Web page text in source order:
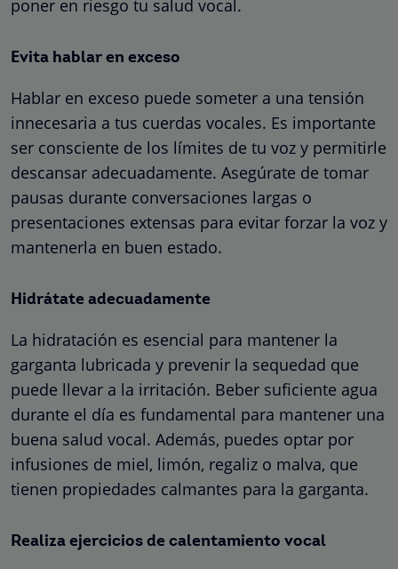
poner en riesgo tu salud vocal.
Evita hablar en exceso
Hablar en exceso puede someter a una tensión
innecesaria a tus cuerdas vocales. Es importante
ser consciente de los límites de tu voz y permitirle
descansar adecuadamente. Asegúrate de tomar
pausas durante conversaciones largas o
presentaciones extensas para evitar forzar la voz y
mantenerla en buen estado.
Hidrátate adecuadamente
La hidratación es esencial para mantener la
garganta lubricada y prevenir la sequedad que
puede llevar a la irritación. Beber suficiente agua
durante el día es fundamental para mantener una
buena salud vocal. Además, puedes optar por
infusiones de miel, limón, regaliz o malva, que
tienen propiedades calmantes para la garganta.
Realiza ejercicios de calentamiento vocal